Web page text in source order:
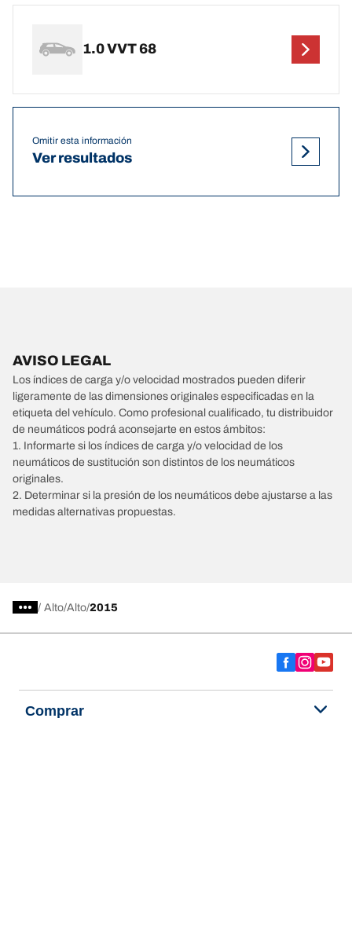
1.0 VVT 68
Omitir esta información
Ver resultados
AVISO LEGAL
Los índices de carga y/o velocidad mostrados pueden diferir
ligeramente de las dimensiones originales especificadas en la
etiqueta del vehículo. Como profesional cualificado, tu distribuidor
de neumáticos podrá aconsejarte en estos ámbitos:
1. Informarte si los índices de carga y/o velocidad de los
neumáticos de sustitución son distintos de los neumáticos
originales.
2. Determinar si la presión de los neumáticos debe ajustarse a las
medidas alternativas propuestas.
/ Alto Alto 2015
Comprar